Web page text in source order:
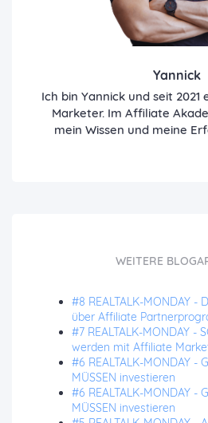
Yannick
Ich bin Yannick und seit
Marketer. Im Affiliate
mein Wissen und meine
WEITERE
#8 REALTALK-MONDAY -
über Affiliate
#7 REALTALK-MONDAY -
werden mit Affiliate
#6 REALTALK-MONDAY -
MÜSSEN investieren
#6 REALTALK-MONDAY -
MÜSSEN investieren